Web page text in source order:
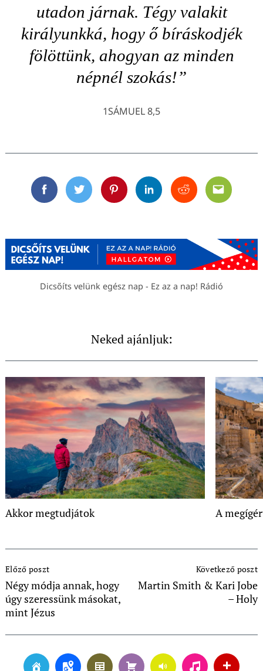
utadon járnak. Tégy valakit
királyunkká, hogy ő bíráskodjék
fölöttünk, ahogyan az minden
népnél szokás!”
1SÁMUEL 8,5
FacebookTwitterPinterestLinkedinRedditEmail
Dicsőíts velünk egész nap - Ez az a nap! Rádió
Neked ajánljuk:
Akkor megtudjátok A
Navigation
Előző poszt
Négy módja annak, hogy
úgy szeressünk másokat,
mint Jézus
Következő poszt
Martin Smith & Kari Jobe
– Holy